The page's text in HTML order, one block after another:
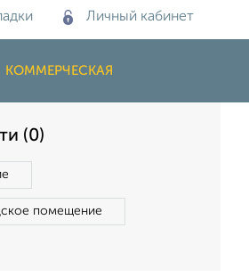
Личный кабинет
КОММЕРЧЕСКАЯ
(0)
помещение